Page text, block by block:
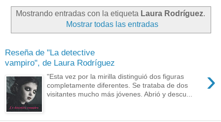
Mostrando entradas con la etiqueta Laura Rodríguez.
Mostrar todas las entradas
Reseña de "La detective
vampiro", de Laura Rodríguez
›
"Esta vez por la mirilla distinguió dos figuras
completamente diferentes. Se trataba de dos
visitantes mucho más jóvenes. Abrió y descu...